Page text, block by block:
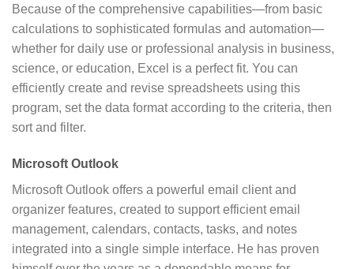
Because of the comprehensive capabilities—from basic
calculations to sophisticated formulas and automation—
whether for daily use or professional analysis in business,
science, or education, Excel is a perfect fit. You can
efficiently create and revise spreadsheets using this
program, set the data format according to the criteria, then
sort and filter.
Microsoft Outlook
Microsoft Outlook offers a powerful email client and
organizer features, created to support efficient email
management, calendars, contacts, tasks, and notes
integrated into a single simple interface. He has proven